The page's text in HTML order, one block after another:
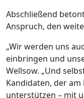
Abschließend
Anspruch, den
„Wir werden uns
einbringen und
Wellsow. „Und
Kandidaten, der
unterstützen – mit